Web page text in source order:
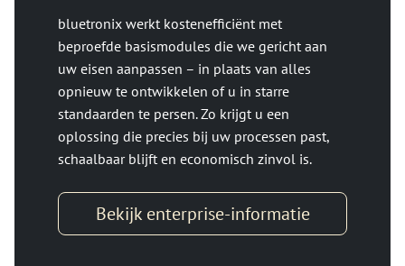
bluetronix werkt kostenefficiënt met
beproefde basismodules die we gericht aan
uw eisen aanpassen – in plaats van alles
opnieuw te ontwikkelen of u in starre
standaarden te persen. Zo krijgt u een
oplossing die precies bij uw processen past,
schaalbaar blijft en economisch zinvol is.
Bekijk enterprise-informatie